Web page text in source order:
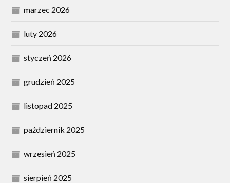
marzec 2026
luty 2026
styczeń 2026
grudzień 2025
listopad 2025
październik 2025
wrzesień 2025
sierpień 2025